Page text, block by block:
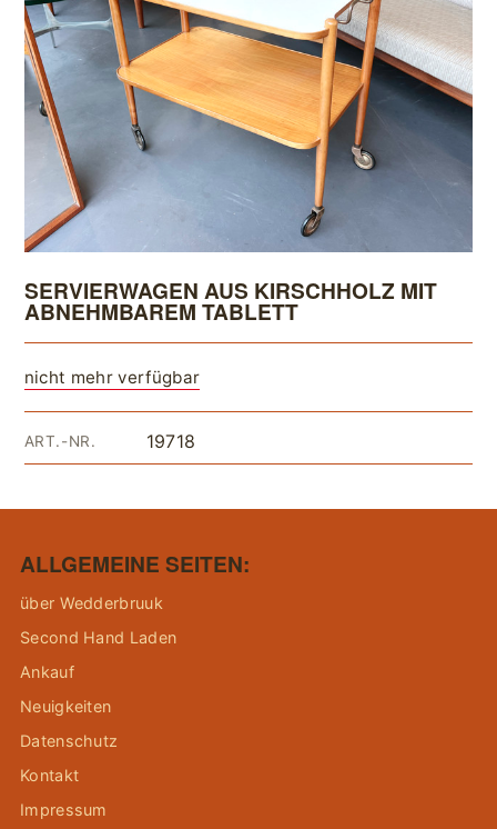
SERVIERWAGEN AUS KIRSCHHOLZ MIT
ABNEHMBAREM TABLETT
nicht mehr verfügbar
ART.-NR. 19718
ALLGEMEINE SEITEN:
über Wedderbruuk
Second Hand Laden
Ankauf
Neuigkeiten
Datenschutz
Kontakt
Impressum